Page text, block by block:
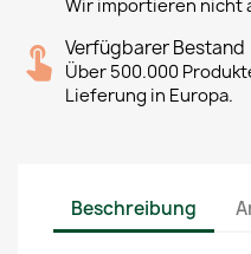
Wir importieren nicht
Verfügbarer Bestand
Über 500.000
Lieferung in Europa.
Beschreibung